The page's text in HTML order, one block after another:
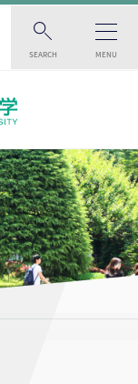
SEARCH MENU